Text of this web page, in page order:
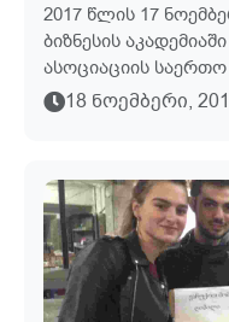
2017 Წლის 17
Ბიზნესის
Ასოციაციის
Ესწრებოდნენ
Განვითარების
18 ᲜᲝᲔᲛᲑᲔᲠᲘ,